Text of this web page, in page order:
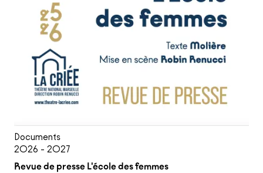
Documents
2026 - 2027
Revue de presse L'école des femmes